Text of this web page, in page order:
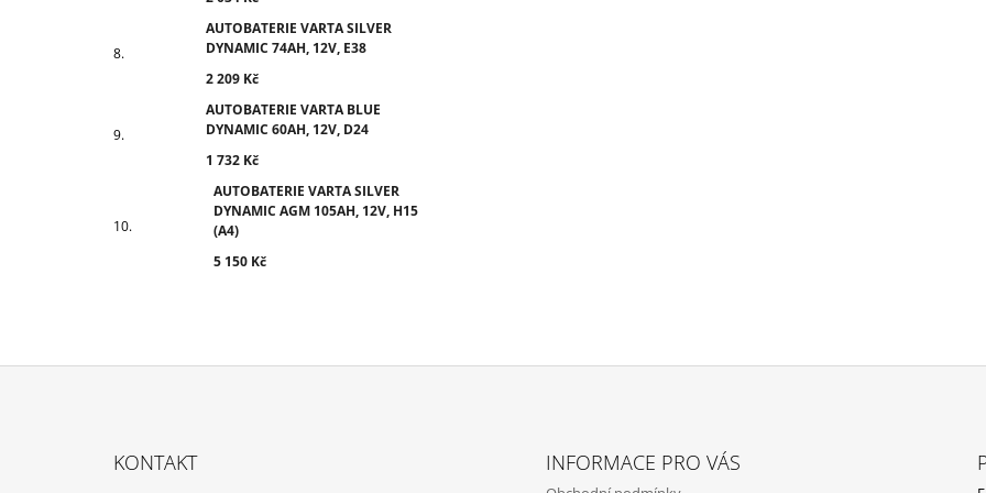
AUTOBATERIE VARTA SILVER
DYNAMIC 74AH, 12V, E38
2 209 Kč
AUTOBATERIE VARTA BLUE
DYNAMIC 60AH, 12V, D24
1 732 Kč
AUTOBATERIE VARTA SILVER
DYNAMIC AGM 105AH, 12V, H15
(A4)
5 150 Kč
KONTAKT INFORMACE PRO VÁS